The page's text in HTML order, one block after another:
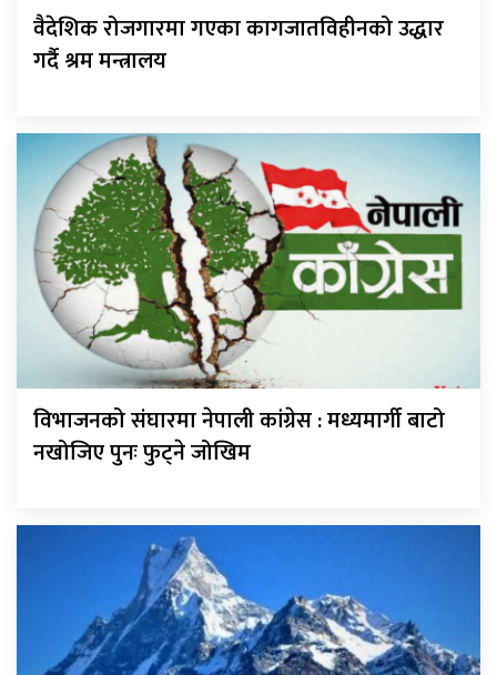
वैदेशिक रोजगारमा गएका कागजातविहीनको उद्धार
गर्दै श्रम मन्त्रालय
विभाजनको संघारमा नेपाली कांग्रेस : मध्यमार्गी बाटो
नखोजिए पुनः फुट्ने जोखिम